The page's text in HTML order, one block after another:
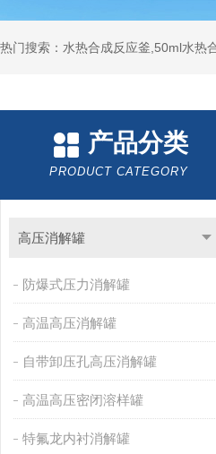
热门搜索：水热合成反应釜,50ml水热
产品分类
PRODUCT CATEGORY
高压消解罐
防爆式压力消解罐
高温高压消解罐
自带卸压孔高压消解罐
高温高压密闭溶样罐
特氟龙内衬消解罐